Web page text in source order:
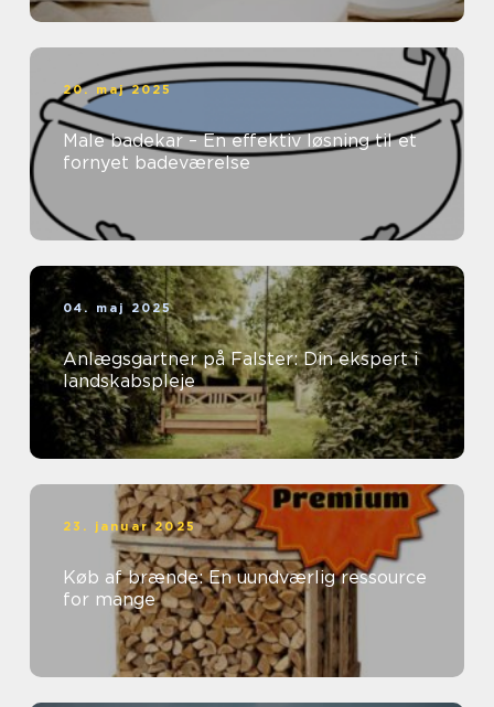
20. maj 2025
Male badekar – En effektiv løsning til et
fornyet badeværelse
04. maj 2025
Anlægsgartner på Falster: Din ekspert i
landskabspleje
23. januar 2025
Køb af brænde: En uundværlig ressource
for mange